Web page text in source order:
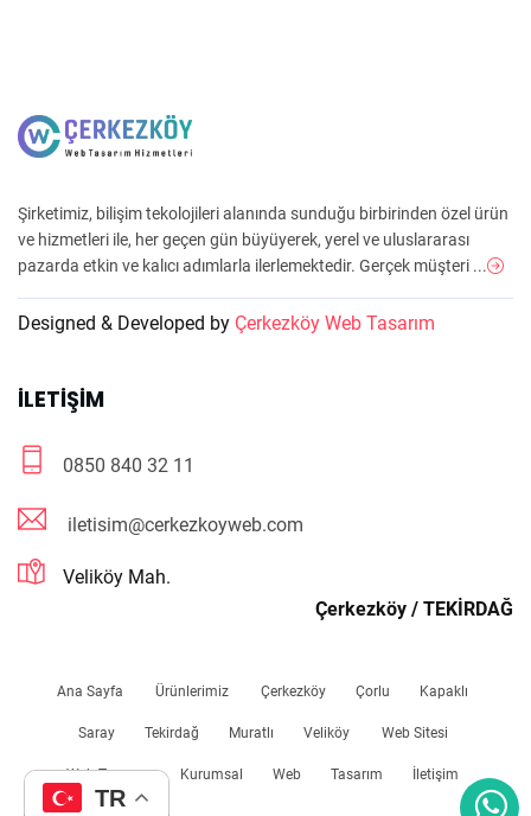
Şirketimiz, bilişim tekolojileri alanında sunduğu birbirinden özel ürün
ve hizmetleri ile, her geçen gün büyüyerek, yerel ve uluslararası
pazarda etkin ve kalıcı adımlarla ilerlemektedir. Gerçek müşteri ...
Designed & Developed by Çerkezköy Web Tasarım
İLETIŞIM
0850 840 32 11
iletisim@cerkezkoyweb.com
Veliköy Mah.
Çerkezköy / TEKİRDAĞ
Ana Sayfa Ürünlerimiz Çerkezköy Çorlu Kapaklı
Saray Tekirdağ Muratlı Veliköy Web Sitesi
Web Tasarım Kurumsal Web Tasarım İletişim
TR